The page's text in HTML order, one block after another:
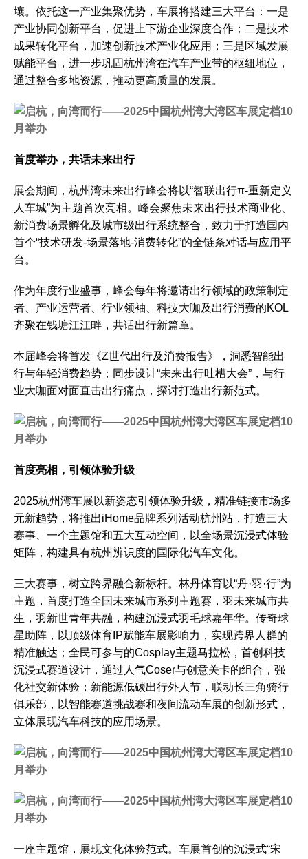
壤。依托这一产业集聚优势，车展将搭建三大平台：一是
产业协同创新平台，促进上下游企业深度合作；二是技术
成果转化平台，加速创新技术产业化应用；三是区域发展
赋能平台，进一步巩固杭州湾在汽车产业带的枢纽地位，
通过整合多地资源，推动更高质量的发展。
首度举办，共话未来出行
展会期间，杭州湾未来出行峰会将以“智联出行π-重新定义
人车城”为主题首次亮相。峰会聚焦未来出行技术商业化、
新消费场景孵化及城市级出行系统整合，致力于打造国内
首个“技术研发-场景落地-消费转化”的全链条对话与应用平
台。
作为年度行业盛事，峰会每年将邀请出行领域的政策制定
者、产业运营者、行业领袖、科技大咖及出行消费的KOL
齐聚在钱塘江江畔，共话出行新篇章。
本届峰会将首发《Z世代出行及消费报告》，洞悉智能出
行与年轻消费趋势；同步设计“未来出行吐槽大会”，与行
业大咖面对面直击出行痛点，探讨打造出行新范式。
首度亮相 ，引领体验升级
2025杭州湾车展以新姿态引领体验升级，精准链接市场多
元新趋势，将推出iHome品牌系列活动杭州站，打造三大
赛事、一个主题馆和五大互动空间，以全场景沉浸式体验
矩阵，构建具有杭州辨识度的国际化汽车文化。
三大赛事，树立跨界融合新标杆。林丹体育以“丹·羽·行”为
主题，首度打造全国未来城市系列主题赛，羽未来城市共
生，羽新世青年共融，构建沉浸式羽毛球嘉年华。传奇球
星助阵，以顶级体育IP赋能车展影响力，实现跨界人群的
精准触达；全民可参与的Cosplay主题马拉松，首创科技
沉浸式赛道设计，通过人气Coser与创意关卡的组合，强
化社交新体验；新能源低碳出行外人节，联动长三角骑行
俱乐部，以智能赛道挑战赛和夜间流动车展的创新形式，
立体展现汽车科技的应用场景。
一座主题馆，展现文化体验范式。车展首创的沉浸式“宋